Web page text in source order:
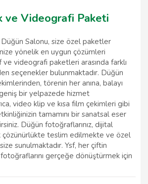
ve Videografi Paketi
Düğün Salonu, size özel paketler
yönelik en uygun çözümleri
videografi paketleri arasında farklı
seçenekler bulunmaktadır. Düğün
törenin her anına, balayı
bir yelpazede hizmet
video klip ve kısa film çekimleri gibi
tamamını bir sanatsal eser
Düğün fotoğraflarınız, dijital
çözünürlükte teslim edilmekte ve özel
sunulmaktadır. Ysf, her çiftin
gerçeğe dönüştürmek için